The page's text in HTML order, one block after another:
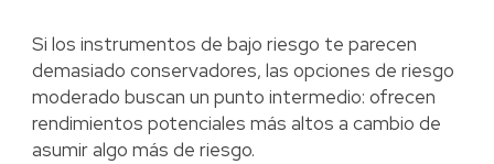
Si los instrumentos de bajo riesgo te parecen
demasiado conservadores, las opciones de riesgo
moderado buscan un punto intermedio: ofrecen
rendimientos potenciales más altos a cambio de
asumir algo más de riesgo.